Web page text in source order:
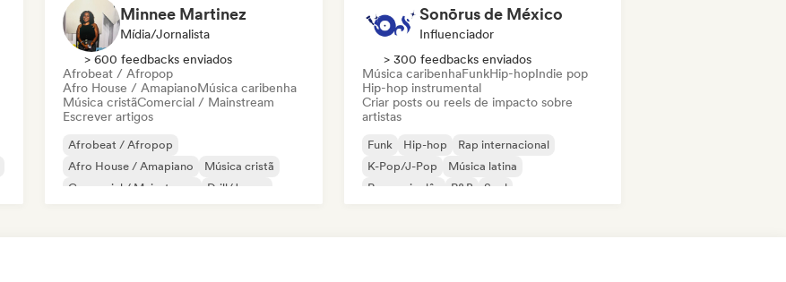
Minnee Martinez
Mídia/Jornalista
> 600 feedbacks enviados
Afrobeat / Afropop
Afro House / AmapianoMúsica caribenha
Música cristãComercial / Mainstream
Escrever artigos
Afrobeat / Afropop
Afro House / Amapiano
Música cristã
Comercial / Mainstream
Drill/Jersey
Sonōrus de México
Influenciador
> 300 feedbacks enviados
Música caribenhaFunkHip-hopIndie pop
Hip-hop instrumental
Criar posts ou reels de impacto sobre
artistas
Funk Hip-hop
Rap internacional
K-Pop/J-Pop
Música latina
Rap em inglês
R&B Soul